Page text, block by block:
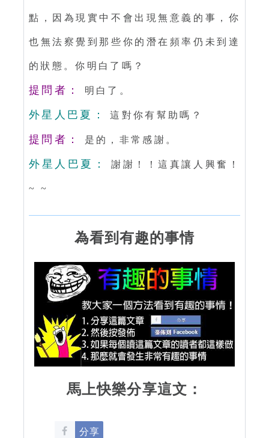
點，因為現實中不會出現無意義的事，你
也無法察覺到那些你的潛在頻率仍未到達
的狀態。你明白了嗎？
提問者： 明白了。
外星人巴夏： 這對你有幫助嗎？
提問者： 是的，非常感謝。
外星人巴夏： 謝謝！！這真讓人興奮！
~ ~
為看到有趣的事情
馬上快樂分享這文：
分享